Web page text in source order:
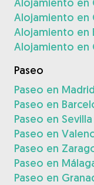
Alojamiento en
Alojamiento en
Alojamiento en
Paseo
Paseo en Madrid
Paseo en
Paseo en Sevilla
Paseo en
Paseo en
Paseo en
Paseo en